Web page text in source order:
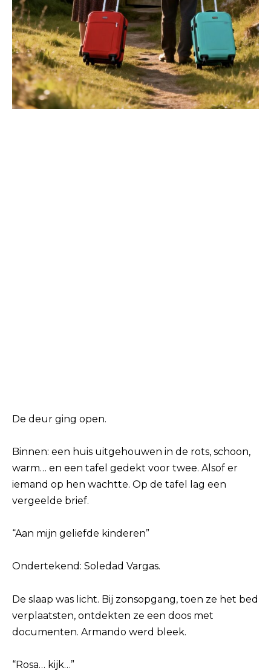
De deur ging open.
Binnen: een huis uitgehouwen in de rots, schoon,
warm… en een tafel gedekt voor twee. Alsof er
iemand op hen wachtte. Op de tafel lag een
vergeelde brief.
“Aan mijn geliefde kinderen”
Ondertekend: Soledad Vargas.
De slaap was licht. Bij zonsopgang, toen ze het bed
verplaatsten, ontdekten ze een doos met
documenten. Armando werd bleek.
“Rosa… kijk…”